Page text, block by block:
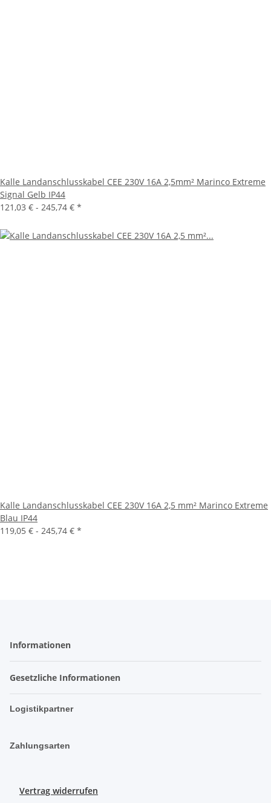
Kalle Landanschlusskabel CEE 230V 16A 2,5mm² Marinco Extreme
Signal Gelb IP44
121,03 € - 245,74 € *
Kalle Landanschlusskabel CEE 230V 16A 2,5 mm² Marinco Extreme
Blau IP44
119,05 € - 245,74 € *
Informationen
Gesetzliche Informationen
Logistikpartner
Zahlungsarten
Vertrag widerrufen